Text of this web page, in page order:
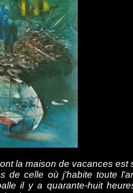
la maison de vacances est
de celle où j'habite toute
il y a quarante-huit